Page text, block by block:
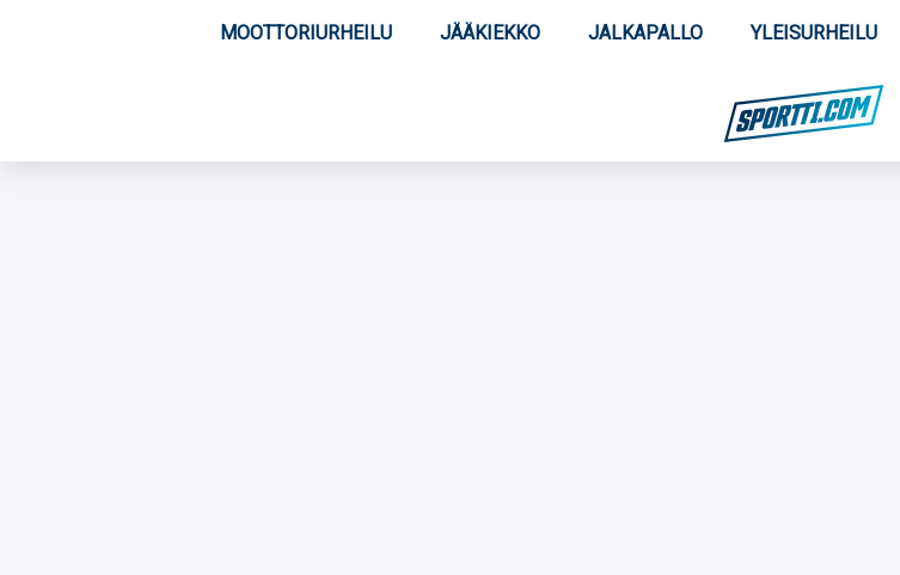
MOOTTORIURHEILU JÄÄKIEKKO JALKAPALLO YLEISURHEILU